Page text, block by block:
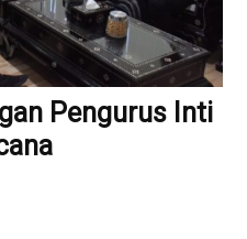
Pengurus Inti